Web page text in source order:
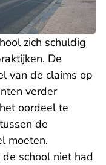
zich schuldig
De
van de claims op
verder
oordeel te
de
moeten.
school niet had